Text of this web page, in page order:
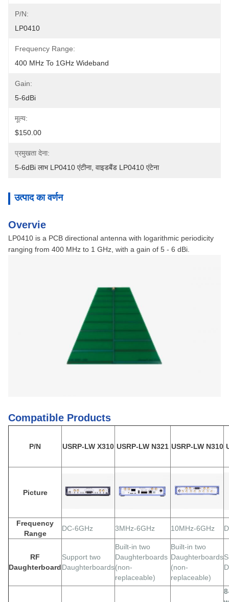
P/N:
LP0410
Frequency Range:
400 MHz To 1GHz Wideband
Gain:
5-6dBi
मूल्य:
$150.00
प्रमुखता देना:
5-6dBi लाभ LP0410 एंटीना, वाइडबैंड LP0410 एंटेना
उत्पाद का वर्णन
Overvie
LP0410 is a PCB directional antenna with logarithmic periodicity
ranging from 400 MHz to 1 GHz, with a gain of 5 - 6 dBi.
Compatible Products
P/N USRP-LW X310 USRP-LW N321 USRP-LW N310
Picture
Frequency
Range
DC-6GHz 3MHz-6GHz 10MHz-6GHz
RF
Daughterboard
Support two
Daughterboards
Built-in two
Daughterboards
(non-
replaceable)
Built-in two
Daughterboards
(non-
replaceable)